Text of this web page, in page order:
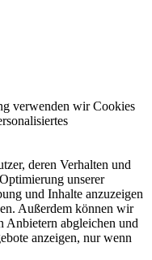
verwenden wir Cookies
deren Verhalten und
unserer
und Inhalte anzuzeigen
Außerdem können wir
Anbietern abgleichen und
anzeigen, nur wenn